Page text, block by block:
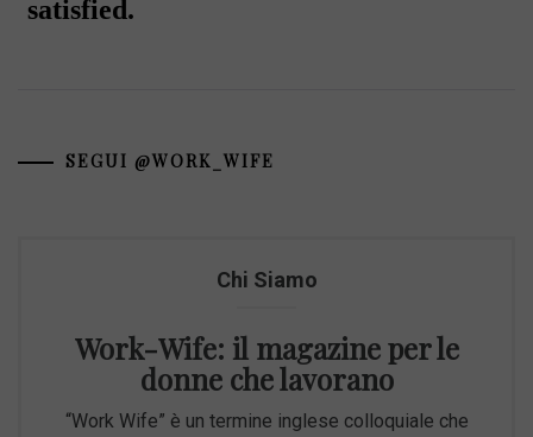
SEGUI @WORK_WIFE
Chi Siamo
Work-Wife: il magazine per le
donne che lavorano
“Work Wife” è un termine inglese colloquiale che